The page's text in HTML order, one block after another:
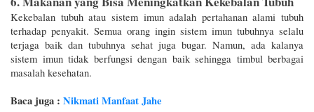
Kekebalan tubuh atau sistem imun adalah pertahanan alami tubuh
terhadap penyakit. Semua orang ingin sistem imun tubuhnya selalu
terjaga baik dan tubuhnya sehat juga bugar. Namun, ada kalanya
sistem imun tidak berfungsi dengan baik sehingga timbul berbagai
masalah kesehatan.
Baca juga : Nikmati Manfaat Jahe